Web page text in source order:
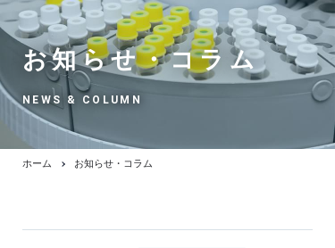
お知らせ・コラム
NEWS & COLUMN
ホーム お知らせ・コラム